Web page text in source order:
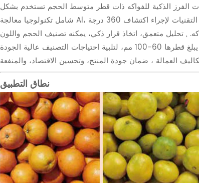
التي يبلغ قطرها 60-100 مم، معدات الفرز الذكية للفواكه ذات قطر متوسط الحجم تستخدم بشكل
شامل تكنولوجيا معالجة Al، وتكنولوجيا التحكم في الحركة، والإدراك البصري وغيرها من التقنيات لإجراء اكتشاف 360 درجة
, تحليل متعمق، اتخاذ قرار ذكي، يمكنه تصنيف الحجم واللون
والعيوب والجودة الداخلية والنضج وما إلى ذلك بدقة للفواكه التي يبلغ قطرها 60-100 مم، لتلبية احتياجات التصنيف عالية الجودة
نطاق التطبيق